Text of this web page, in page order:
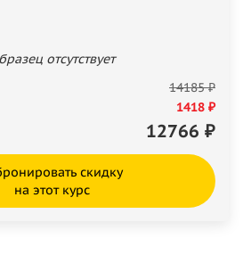
отсутствует
14185 ₽
1418 ₽
12766 ₽
скидку
на этот курс